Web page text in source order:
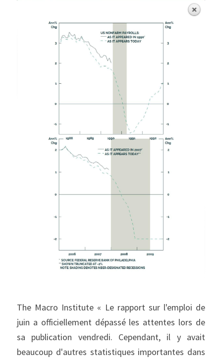
The Macro Institute « Le rapport sur l'emploi de
juin a officiellement dépassé les attentes lors de
sa publication vendredi. Cependant, il y avait
beaucoup d'autres statistiques importantes dans